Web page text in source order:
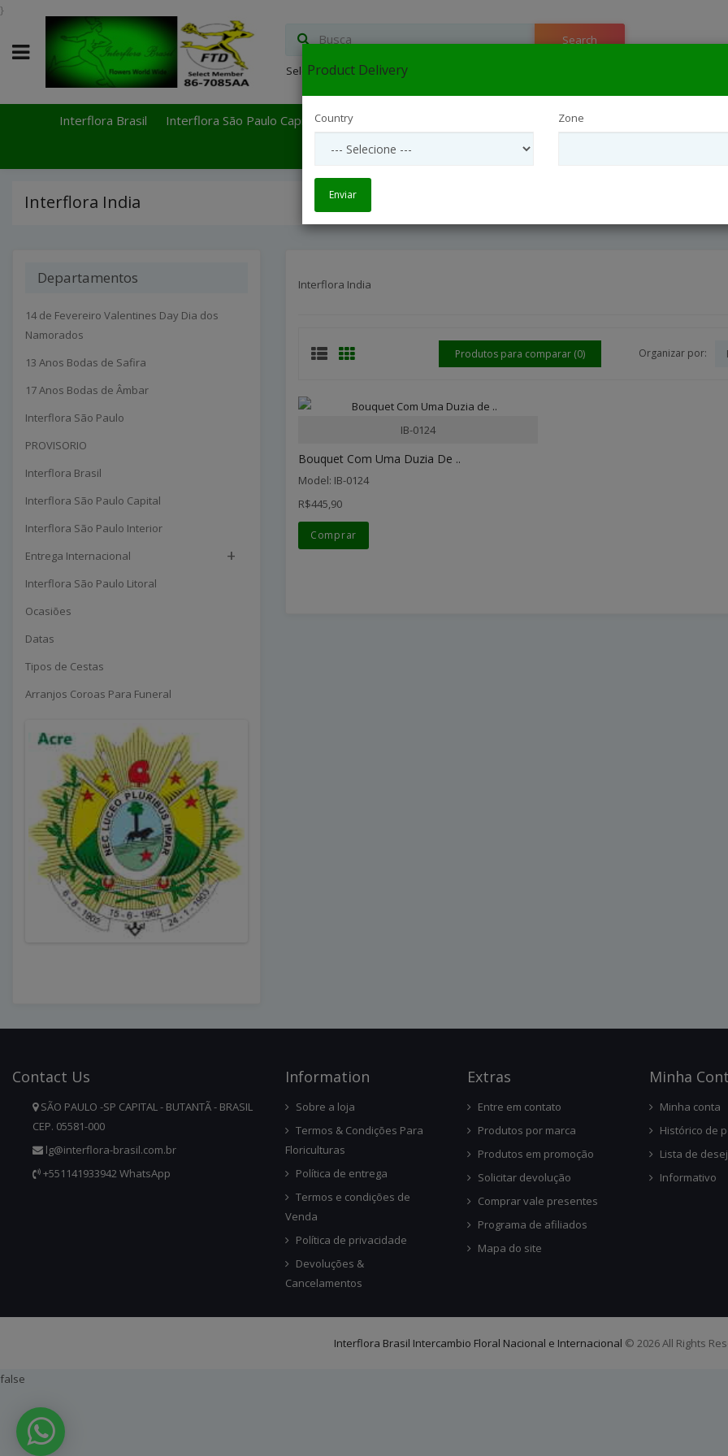
Search
Select Language▼
Interflora Brasil Interflora São Paulo Capital Interflora São Paulo Interior Entrega Internacional
Arranjos Coroas Para Funeral
Interflora India
Departamentos
14 de Fevereiro Valentines Day Dia dos
Namorados
13 Anos Bodas de Safira
17 Anos Bodas de Âmbar
Interflora São Paulo
PROVISORIO
Interflora Brasil
Interflora São Paulo Capital
Interflora São Paulo Interior
Entrega Internacional
+
Interflora São Paulo Litoral
Ocasiões
Datas
Tipos de Cestas
Arranjos Coroas Para Funeral
Interflora India
Produtos para comparar (0) Organizar por:
IB-0124
Bouquet Com Uma Duzia De ..
Model: IB-0124
R$445,90
Comprar
Contact Us
SÃO PAULO -SP CAPITAL - BUTANTÃ - BRASIL
CEP. 05581-000
lg@interflora-brasil.com.br
+551141933942 WhatsApp
InforMation
Sobre a loja
Termos & Condições Para
Floriculturas
Política de entrega
Termos e condições de
Venda
Política de privacidade
Devoluções &
Cancelamentos
ExtRas
Entre em contato
Produtos por marca
Produtos em promoção
Solicitar devolução
Comprar vale presentes
Programa de afiliados
Mapa do site
Minha
Minha conta
Histórico de
Lista de
Informativo
Interflora Brasil Intercambio Floral Nacional e Internacional © 2026 All Rights
false
}
Product Delivery
Country Zone
Enviar